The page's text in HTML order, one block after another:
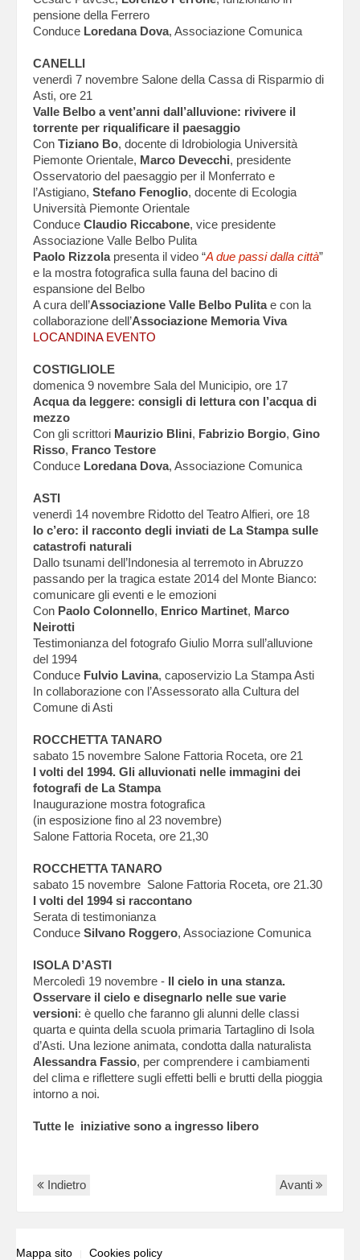
pensione della Ferrero
Conduce Loredana Dova, Associazione Comunica
CANELLI
venerdì 7 novembre Salone della Cassa di Risparmio di
Asti, ore 21
Valle Belbo a vent’anni dall’alluvione: rivivere il
torrente per riqualificare il paesaggio
Con Tiziano Bo, docente di Idrobiologia Università
Piemonte Orientale, Marco Devecchi, presidente
Osservatorio del paesaggio per il Monferrato e
l’Astigiano, Stefano Fenoglio, docente di Ecologia
Università Piemonte Orientale
Conduce Claudio Riccabone, vice presidente
Associazione Valle Belbo Pulita
Paolo Rizzolapresenta il video “A due passi dalla città”
e la mostra fotografica sulla fauna del bacino di
espansione del Belbo
A cura dell’Associazione Valle Belbo Pulitae con la
collaborazione dell’Associazione Memoria Viva
LOCANDINA EVENTO
COSTIGLIOLE
domenica 9 novembre Sala del Municipio, ore 17
Acqua da leggere: consigli di lettura con l’acqua di
mezzo
Con gli scrittori Maurizio Blini, Fabrizio Borgio, Gino
Risso, Franco Testore
Conduce Loredana Dova, Associazione Comunica
ASTI
venerdì 14 novembre Ridotto del Teatro Alfieri, ore 18
Io c’ero: il racconto degli inviati de La Stampa sulle
catastrofi naturali
Dallo tsunami dell’Indonesia al terremoto in Abruzzo
passando per la tragica estate 2014 del Monte Bianco:
comunicare gli eventi e le emozioni
Con Paolo Colonnello, Enrico Martinet, Marco
Neirotti
Testimonianza del fotografo Giulio Morra sull’alluvione
del 1994
Conduce Fulvio Lavina, caposervizio La Stampa Asti
In collaborazione con l’Assessorato alla Cultura del
Comune di Asti
ROCCHETTA TANARO
sabato 15 novembre Salone Fattoria Roceta, ore 21
I volti del 1994. Gli alluvionati nelle immagini dei
fotografi de La Stampa
Inaugurazione mostra fotografica
(in esposizione fino al 23 novembre)
Salone Fattoria Roceta, ore 21,30
ROCCHETTA TANARO
sabato 15 novembre Salone Fattoria Roceta, ore 21.30
I volti del 1994 si raccontano
Serata di testimonianza
Conduce Silvano Roggero, Associazione Comunica
ISOLA D’ASTI
Mercoledì 19 novembre - Il cielo in una stanza.
Osservare il cielo e disegnarlo nelle sue varie
versioni: è quello che faranno gli alunni delle classi
quarta e quinta della scuola primaria Tartaglino di Isola
d’Asti. Una lezione animata, condotta dalla naturalista
Alessandra Fassio, per comprendere i cambiamenti
del clima e riflettere sugli effetti belli e brutti della pioggia
intorno a noi.
Tutte le iniziative sono a ingresso libero
Indietro Avanti
Mappa sito
Cookies policy